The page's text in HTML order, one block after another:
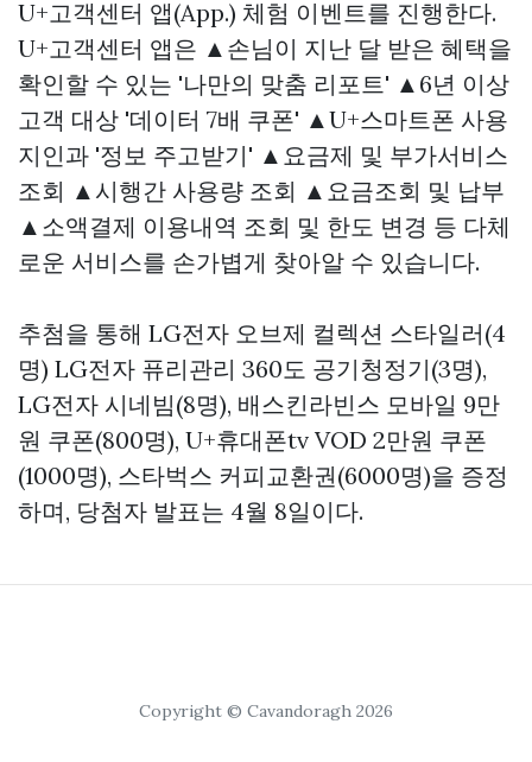
U+고객센터 앱(App.) 체험 이벤트를 진행한다.
U+고객센터 앱은 ▲손님이 지난 달 받은 혜택을
확인할 수 있는 '나만의 맞춤 리포트' ▲6년 이상
고객 대상 '데이터 7배 쿠폰' ▲U+스마트폰 사용
지인과 '정보 주고받기' ▲요금제 및 부가서비스
조회 ▲시행간 사용량 조회 ▲요금조회 및 납부
▲소액결제 이용내역 조회 및 한도 변경 등 다체
로운 서비스를 손가볍게 찾아알 수 있습니다.
추첨을 통해 LG전자 오브제 컬렉션 스타일러(4
명) LG전자 퓨리관리 360도 공기청정기(3명),
LG전자 시네빔(8명), 배스킨라빈스 모바일 9만
원 쿠폰(800명), U+휴대폰tv VOD 2만원 쿠폰
(1000명), 스타벅스 커피교환권(6000명)을 증정
하며, 당첨자 발표는 4월 8일이다.
Copyright © Cavandoragh 2026